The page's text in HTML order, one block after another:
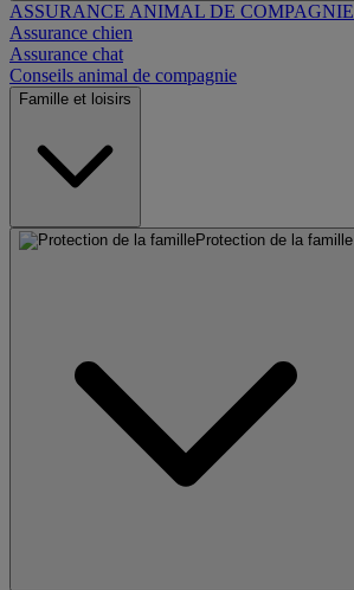
ASSURANCE ANIMAL DE COMPAGNIE
Assurance chien
Assurance chat
Conseils animal de compagnie
Famille et loisirs
Protection de la famille